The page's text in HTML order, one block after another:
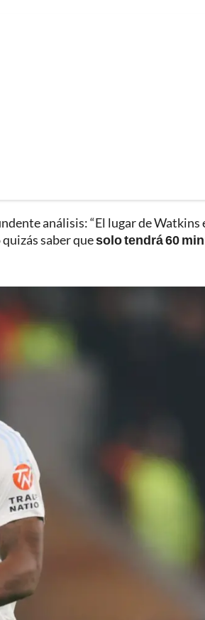
análisis: “El lugar de Watkins
saber quesolo tendrá 60